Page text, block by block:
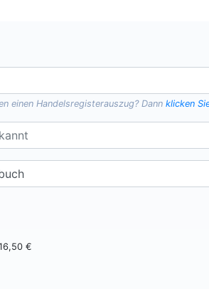
einenHandelsregisterauszug? Dannklicken
€